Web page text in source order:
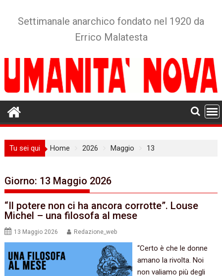
Settimanale anarchico fondato nel 1920 da
Errico Malatesta
Tu sei qui Home 2026 Maggio 13
Giorno: 13 Maggio 2026
“Il potere non ci ha ancora corrotte”. Louse
Michel – una filosofa al mese
13 Maggio 2026 Redazione_web
“Certo è che le donne
amano la rivolta. Noi
non valiamo più degli